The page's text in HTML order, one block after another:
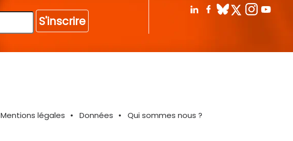
S'inscrire
Mentions légales Données Qui sommes nous ?